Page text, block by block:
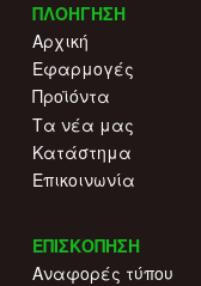
ΠΛΟΗΓΗΣΗ
Αρχική
Εφαρμογές
Προϊόντα
Τα νέα μας
Κατάστημα
Επικοινωνία
ΕΠΙΣΚΟΠΗΣΗ
Αναφορές τύπου